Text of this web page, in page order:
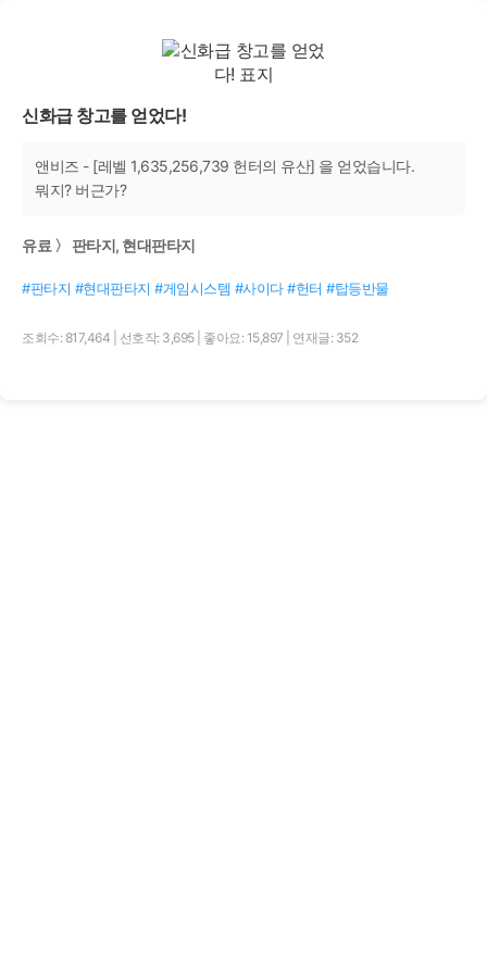
신화급 창고를 얻었다!
앤비즈 - [레벨 1,635,256,739 헌터의 유산] 을 얻었습니다.
뭐지? 버근가?
유료 〉 판타지, 현대판타지
#판타지 #현대판타지 #게임시스템 #사이다 #헌터 #탑등반물
조회수: 817,464 선호작: 3,695 좋아요: 15,897 연재글: 352